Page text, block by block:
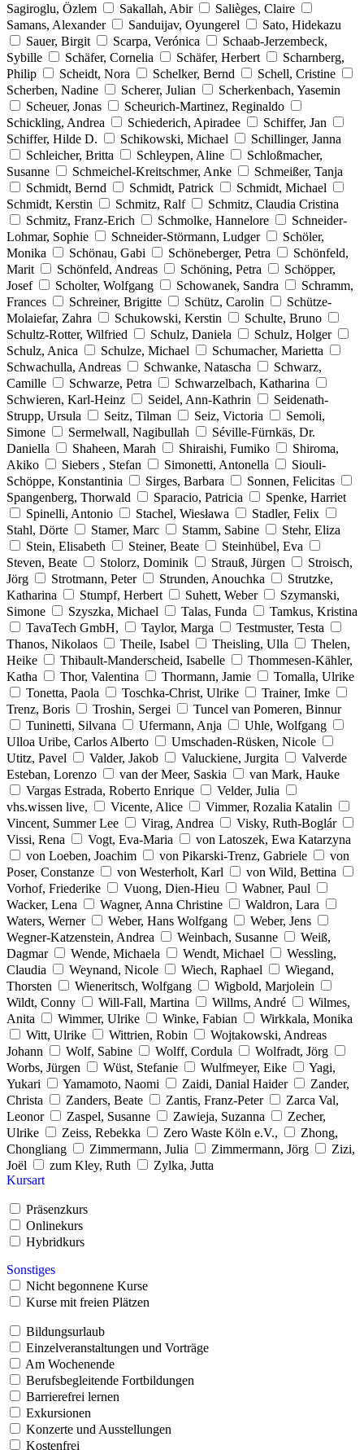
Sagiroglu, Özlem
Sakallah, Abir
Salièges, Claire
Samans, Alexander
Sanduijav, Oyungerel
Sato, Hidekazu
Sauer, Birgit
Scarpa, Verónica
Schaab-Jerzembeck,
Sybille
Schäfer, Cornelia Schäfer, Herbert
Scharnberg,
Philip
Scheidt, Nora Schelker, Bernd
Schell, Cristine
Scherben, Nadine
Scherer, Julian
Scherkenbach, Yasemin
Scheuer, Jonas
Scheurich-Martinez, Reginaldo
Schickling, Andrea
Schiederich, Apiradee
Schiffer, Jan
Schiffer, Hilde D.
Schikowski, Michael
Schillinger, Janna
Schleicher, Britta
Schleypen, Aline
Schloßmacher,
Susanne
Schmeichel-Kreitschmer, Anke
Schmeißer, Tanja
Schmidt, Bernd
Schmidt, Patrick
Schmidt, Michael
Schmidt, Kerstin
Schmitz, Ralf
Schmitz, Claudia Cristina
Schmitz, Franz-Erich
Schmolke, Hannelore
Schneider-
Lohmar, Sophie
Schneider-Störmann, Ludger
Schöler,
Monika
Schönau, Gabi Schöneberger, Petra
Schönfeld,
Marit
Schönfeld, Andreas Schöning, Petra
Schöpper,
Josef
Scholter, Wolfgang Schowanek, Sandra
Schramm,
Frances
Schreiner, Brigitte Schütz, Carolin
Schütze-
Molaiefar, Zahra
Schukowski, Kerstin
Schulte, Bruno
Schultz-Rotter, Wilfried
Schulz, Daniela
Schulz, Holger
Schulz, Anica
Schulze, Michael
Schumacher, Marietta
Schwachulla, Andreas
Schwanke, Natascha
Schwarz,
Camille
Schwarze, Petra
Schwarzelbach, Katharina
Schwieren, Karl-Heinz
Seidel, Ann-Kathrin
Seidenath-
Strupp, Ursula
Seitz, Tilman Seiz, Victoria
Semoli,
Simone
Sermelwall, Nagibullah
Séville-Fürnkäs, Dr.
Daniella
Shaheen, Marah Shiraishi, Fumiko
Shiroma,
Akiko
Siebers , Stefan Simonetti, Antonella
Siouli-
Schöppe, Konstantinia
Sirges, Barbara
Sonnen, Felicitas
Spangenberg, Thorwald
Sparacio, Patricia
Spenke, Harriet
Spinelli, Antonio
Stachel, Wiesława
Stadler, Felix
Stahl, Dörte
Stamer, Marc Stamm, Sabine
Stehr, Eliza
Stein, Elisabeth
Steiner, Beate
Steinhübel, Eva
Steven, Beate
Stolorz, Dominik Strauß, Jürgen
Stroisch,
Jörg
Strotmann, Peter Strunden, Anouchka
Strutzke,
Katharina
Stumpf, Herbert Suhett, Weber
Szymanski,
Simone
Szyszka, Michael Talas, Funda
Tamkus, Kristina
TavaTech GmbH,
Taylor, Marga
Testmuster, Testa
Thanos, Nikolaos
Theile, Isabel Theisling, Ulla
Thelen,
Heike
Thibault-Manderscheid, Isabelle
Thommesen-Kähler,
Katha
Thor, Valentina Thormann, Jamie
Tomalla, Ulrike
Tonetta, Paola
Toschka-Christ, Ulrike
Trainer, Imke
Trenz, Boris
Troshin, Sergei
Tuncel van Pomeren, Binnur
Tuninetti, Silvana
Ufermann, Anja
Uhle, Wolfgang
Ulloa Uribe, Carlos Alberto
Umschaden-Rüsken, Nicole
Utitz, Pavel
Valder, Jakob Valuckiene, Jurgita
Valverde
Esteban, Lorenzo
van der Meer, Saskia
van Mark, Hauke
Vargas Estrada, Roberto Enrique
Velder, Julia
vhs.wissen live,
Vicente, Alice
Vimmer, Rozalia Katalin
Vincent, Summer Lee
Virag, Andrea
Visky, Ruth-Boglár
Vissi, Rena
Vogt, Eva-Maria
von Latoszek, Ewa Katarzyna
von Loeben, Joachim
von Pikarski-Trenz, Gabriele
von
Poser, Constanze
von Westerholt, Karl
von Wild, Bettina
Vorhof, Friederike
Vuong, Dien-Hieu
Wabner, Paul
Wacker, Lena
Wagner, Anna Christine
Waldron, Lara
Waters, Werner
Weber, Hans Wolfgang
Weber, Jens
Wegner-Katzenstein, Andrea
Weinbach, Susanne
Weiß,
Dagmar
Wende, Michaela Wendt, Michael
Wessling,
Claudia
Weynand, Nicole Wiech, Raphael
Wiegand,
Thorsten
Wieneritsch, Wolfgang
Wigbold, Marjolein
Wildt, Conny
Will-Fall, Martina Willms, André
Wilmes,
Anita
Wimmer, Ulrike Winke, Fabian
Wirkkala, Monika
Witt, Ulrike
Wittrien, Robin
Wojtakowski, Andreas
Johann
Wolf, Sabine Wolff, Cordula
Wolfradt, Jörg
Worbs, Jürgen
Wüst, Stefanie Wulfmeyer, Eike
Yagi,
Yukari
Yamamoto, Naomi Zaidi, Danial Haider
Zander,
Christa
Zanders, Beate Zantis, Franz-Peter
Zarca Val,
Leonor
Zaspel, Susanne Zawieja, Suzanna
Zecher,
Ulrike
Zeiss, Rebekka Zero Waste Köln e.V.,
Zhong,
Chongliang
Zimmermann, Julia Zimmermann, Jörg
Zizi,
Joël
zum Kley, Ruth
Zylka, Jutta
Kursart
Präsenzkurs
Onlinekurs
Hybridkurs
Sonstiges
Nicht begonnene Kurse
Kurse mit freien Plätzen
Bildungsurlaub
Einzelveranstaltungen und Vorträge
Am Wochenende
Berufsbegleitende Fortbildungen
Barrierefrei lernen
Exkursionen
Konzerte und Ausstellungen
Kostenfrei